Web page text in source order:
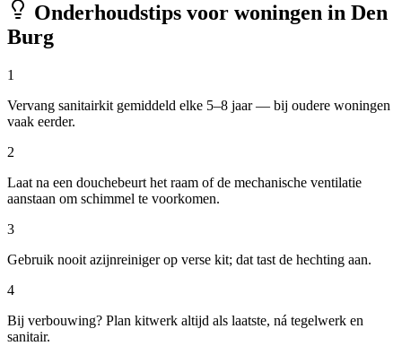
Onderhoudstips voor woningen in Den
Burg
1
Vervang sanitairkit gemiddeld elke 5–8 jaar — bij oudere woningen
vaak eerder.
2
Laat na een douchebeurt het raam of de mechanische ventilatie
aanstaan om schimmel te voorkomen.
3
Gebruik nooit azijnreiniger op verse kit; dat tast de hechting aan.
4
Bij verbouwing? Plan kitwerk altijd als laatste, ná tegelwerk en
sanitair.